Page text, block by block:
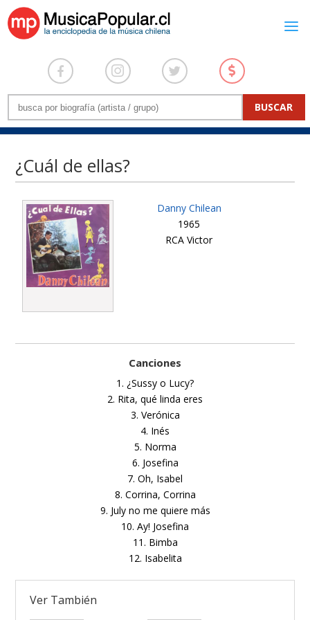
¿Cuál de ellas?
Danny Chilean
1965
RCA Victor
Canciones
1. ¿Sussy o Lucy?
2. Rita, qué linda eres
3. Verónica
4. Inés
5. Norma
6. Josefina
7. Oh, Isabel
8. Corrina, Corrina
9. July no me quiere más
10. Ay! Josefina
11. Bimba
12. Isabelita
Ver También